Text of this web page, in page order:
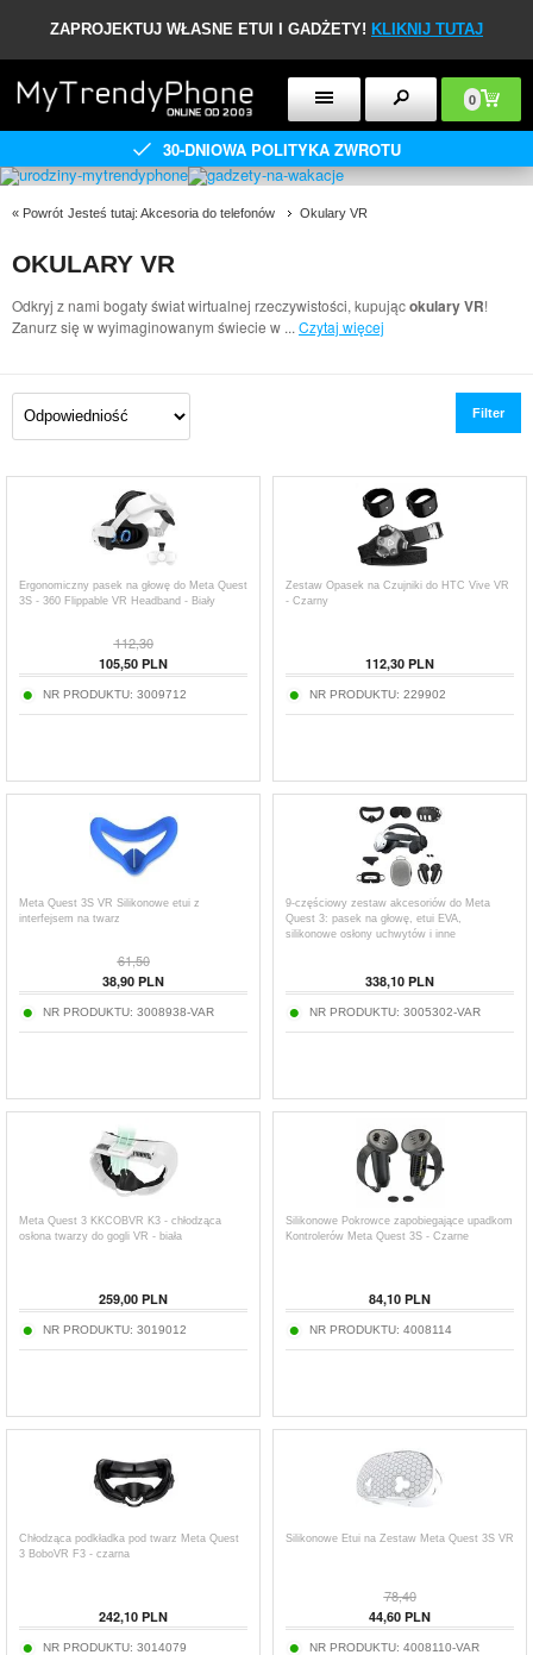
ZAPROJEKTUJ WŁASNE ETUI I GADŻETY! KLIKNIJ TUTAJ
0
30-DNIOWA POLITYKA ZWROTU
« Powrót Jesteś tutaj: Akcesoria do telefonów Okulary VR
OKULARY VR
Odkryj z nami bogaty świat wirtualnej rzeczywistości, kupującokulary VR!
Zanurz się w wyimaginowanym świecie w ... Czytaj więcej
Filter
Ergonomiczny pasek na głowę do Meta Quest
3S - 360 Flippable VR Headband - Biały
112,30
105,50 PLN
NR PRODUKTU: 3009712
Zestaw Opasek na Czujniki do HTC Vive VR
- Czarny
112,30 PLN
NR PRODUKTU: 229902
Meta Quest 3S VR Silikonowe etui z
interfejsem na twarz
61,50
38,90 PLN
NR PRODUKTU: 3008938-VAR
9-częściowy zestaw akcesoriów do Meta
Quest 3: pasek na głowę, etui EVA,
silikonowe osłony uchwytów i inne
338,10 PLN
NR PRODUKTU: 3005302-VAR
Meta Quest 3 KKCOBVR K3 - chłodząca
osłona twarzy do gogli VR - biała
259,00 PLN
NR PRODUKTU: 3019012
Silikonowe Pokrowce zapobiegające upadkom
Kontrolerów Meta Quest 3S - Czarne
84,10 PLN
NR PRODUKTU: 4008114
Chłodząca podkładka pod twarz Meta Quest
3 BoboVR F3 - czarna
242,10 PLN
NR PRODUKTU: 3014079
Silikonowe Etui na Zestaw Meta Quest 3S VR
78,40
44,60 PLN
NR PRODUKTU: 4008110-VAR